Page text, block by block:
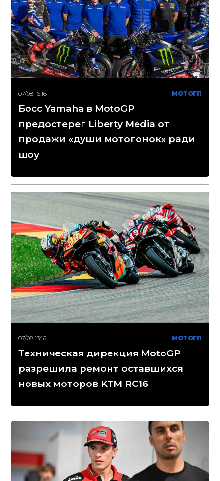
07/08 16:16 МОТОГП
Босс Yamaha в MotoGP
предостерег Liberty Media от
продажи «души мотогонок» ради
шоу
07/08 13:16 МОТОГП
Техническая дирекция MotoGP
разрешила ремонт оставшихся
новых моторов KTM RC16